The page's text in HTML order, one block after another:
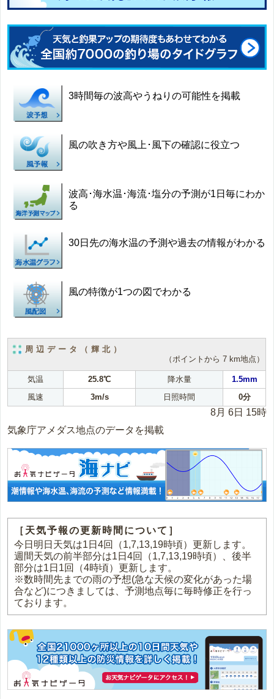
3時間毎の波高やうねりの可能性を掲載
風の吹き方や風上･風下の確認に役立つ
波高･海水温･海流･塩分の予測が1日毎にわか
る
30日先の海水温の予測や過去の情報がわかる
風の特徴が1つの図でわかる
周辺データ（輝北）
（ポイントから 7 km地点）
気温 25.8℃ 降水量
1.5mm
風速
3m/s 日照時間 0分
8月 6日 15時
気象庁アメダス地点のデータを掲載
［天気予報の更新時間について］
今日明日天気は1日4回（1,7,13,19時頃）更新します。
週間天気の前半部分は1日4回（1,7,13,19時頃）、後半
部分は1日1回（4時頃）更新します。
※数時間先までの雨の予想(急な天候の変化があった場
合など)につきましては、予測地点毎に毎時修正を行っ
ております。